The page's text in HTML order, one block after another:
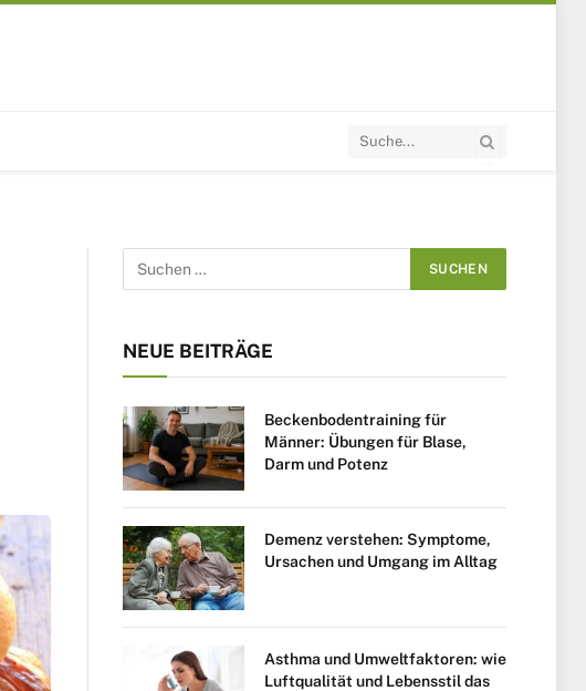
NEUE BEITRÄGE
Beckenbodentraining für
Männer: Übungen für Blase,
Darm und Potenz
Demenz verstehen: Symptome,
Ursachen und Umgang im Alltag
Asthma und Umweltfaktoren: wie
Luftqualität und Lebensstil das